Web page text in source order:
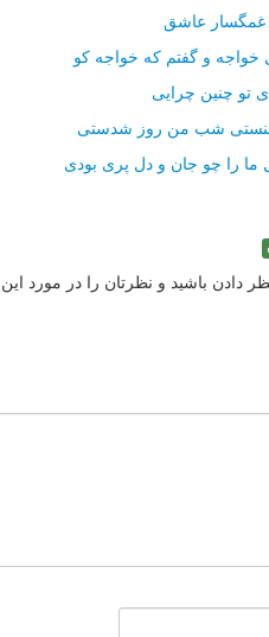
عاشق
خواجه و گفتم كه خواجه كو
تو چنین چرایی
منستی شب من روز شدستی
ما را چو جان و دل پری بودی
دادن باشید و نظرتان را در مورد